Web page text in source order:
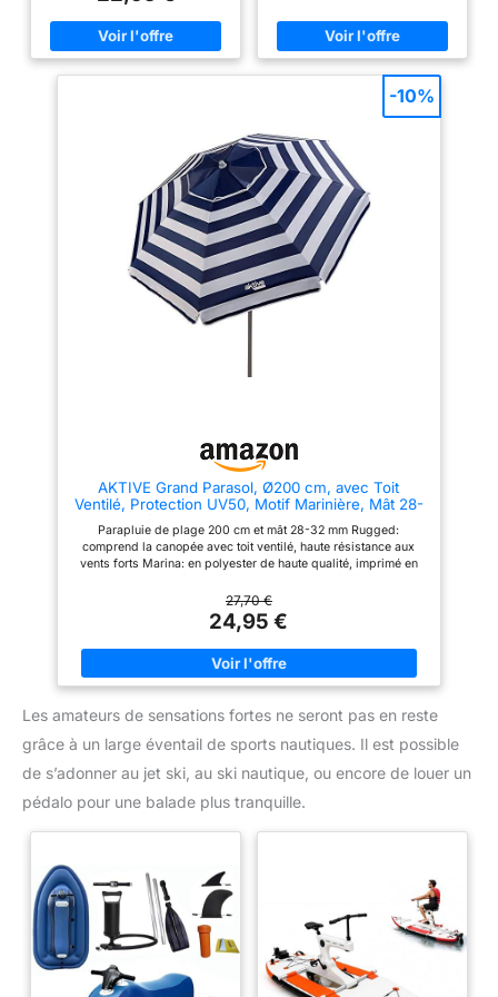
panneaux colorés, avec 8 tiges
en fibre de verre et un mât
flexible pour guider l'ombre
Protection maximale: doublure
avec 8 tiges en fibre de verre et
un mât flexible pour guider
l'ombre Protection maximale:
protection UV50 Transport: offre
un sac avec poignée pour un
rangement et un transport
pratiques du parasol
AKTIVE Grand Parasol, Ø200 cm, avec Toit
Ventilé, Protection UV50, Motif Marinière, Mât 28-
32 mm, Mât Flexible, Y Compris Sac de Transport
Parapluie de plage 200 cm et mât 28-32 mm Rugged:
comprend la canopée avec toit ventilé, haute résistance aux
vents forts Marina: en polyester de haute qualité, imprimé en
diriger l'ombre Protection maximale: doublure intérieure
argentée et protection UV50 Transport: offre un sac rayé avec
poignée pour un rangement et un transport pratiques du
parapluie
27,70 €
24,95 €
-10%
Les amateurs de sensations fortes ne seront pas en reste
grâce à un large éventail de sports nautiques. Il est possible
de s’adonner au jet ski, au ski nautique, ou encore de louer un
pédalo pour une balade plus tranquille.